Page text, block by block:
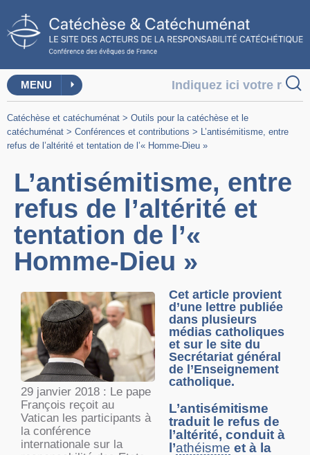
MENU
Catéchèse et catéchuménat > Outils pour la catéchèse et le
catéchuménat > Conférences et contributions > L’antisémitisme, entre
refus de l’altérité et tentation de l’« Homme-Dieu »
L’antisémitisme, entre
refus de l’altérité et
tentation de l’«
Homme-Dieu »
29 janvier 2018 : Le pape
François reçoit au
Vatican les participants à
la conférence
internationale sur la
Cet article provient
d’une lettre publiée
dans plusieurs
médias catholiques
et sur le site du
Secrétariat général
de l’Enseignement
catholique.
L’antisémitisme
traduit le refus de
l’altérité, conduit à
l’athéisme et à la